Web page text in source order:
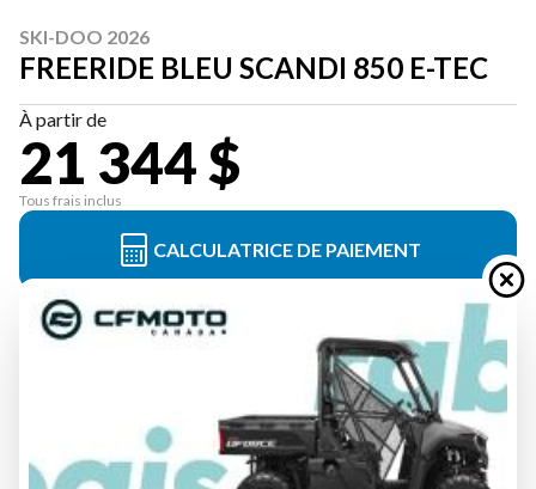
SKI-DOO 2026
FREERIDE BLEU SCANDI 850 E-TEC
À partir de
21 344 $
Tous frais inclus
CALCULATRICE DE PAIEMENT